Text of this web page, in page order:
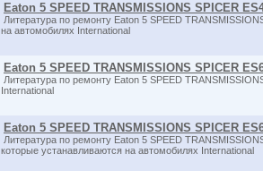
Eaton 5 SPEED TRANSMISSIONS SPICER
Литература по ремонту Eaton 5 SPEED
на автомобилях International
Eaton 5 SPEED TRANSMISSIONS SPICER
Литература по ремонту Eaton 5 SPEED
International
Eaton 5 SPEED TRANSMISSIONS SPICER
Литература по ремонту Eaton 5 SPEED
которые устанавливаются на автомобилях International